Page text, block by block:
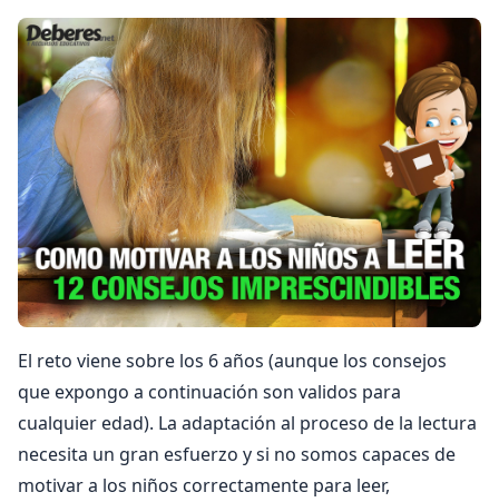
El reto viene sobre los 6 años (aunque los consejos
que expongo a continuación son validos para
cualquier edad). La adaptación al proceso de la lectura
necesita un gran esfuerzo y si no somos capaces de
motivar a los niños correctamente para leer,